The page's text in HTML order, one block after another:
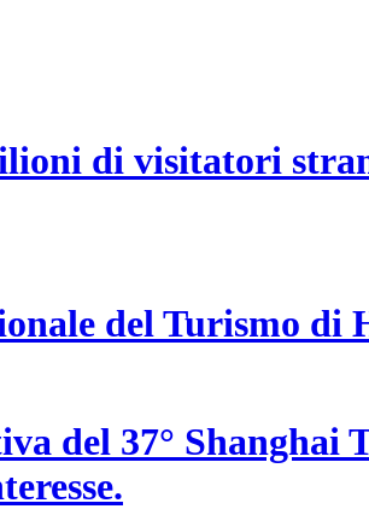
di visitatori
del Turismo di
del 37° Shanghai